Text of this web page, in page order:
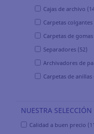
Cajas de archivo
Carpetas colgantes
Carpetas de
Separadores (52)
Archivadores de
Carpetas de anillas
NUESTRA SELECCIÓN
Calidad a buen precio